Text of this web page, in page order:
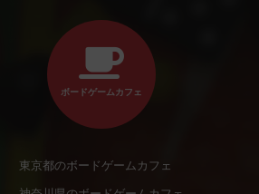
ボードゲームカフェ
東京都のボードゲームカフェ